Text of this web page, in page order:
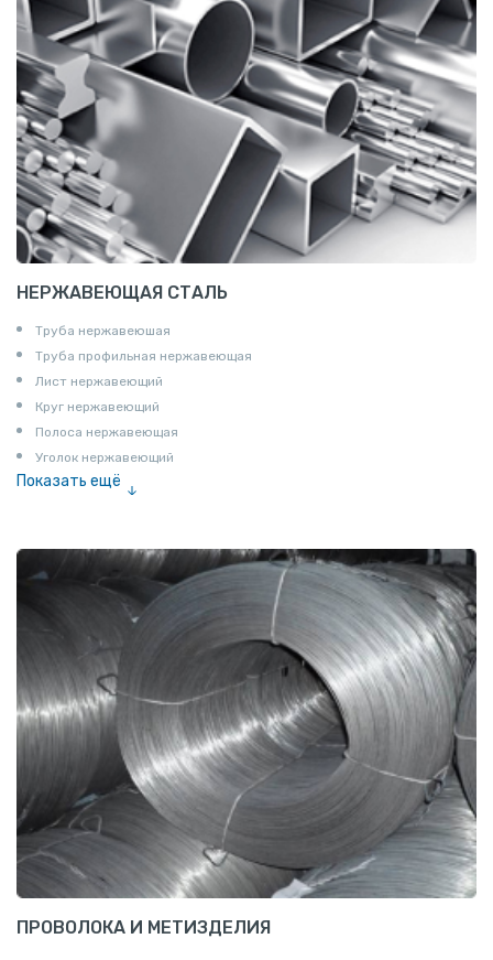
НЕРЖАВЕЮЩАЯ СТАЛЬ
Труба нержавеюшая
Труба профильная нержавеющая
Лист нержавеющий
Круг нержавеющий
Полоса нержавеющая
Уголок нержавеющий
Показать ещё
ПРОВОЛОКА И МЕТИЗДЕЛИЯ